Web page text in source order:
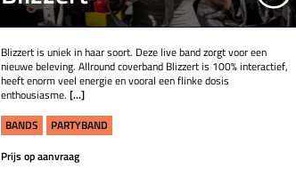
Blizzert is uniek in haar soort. Deze live band zorgt voor een
nieuwe beleving. Allround coverband Blizzert is 100% interactief,
heeft enorm veel energie en vooral een flinke dosis
enthousiasme. [...]
BANDS
PARTYBAND
Prijs op aanvraag